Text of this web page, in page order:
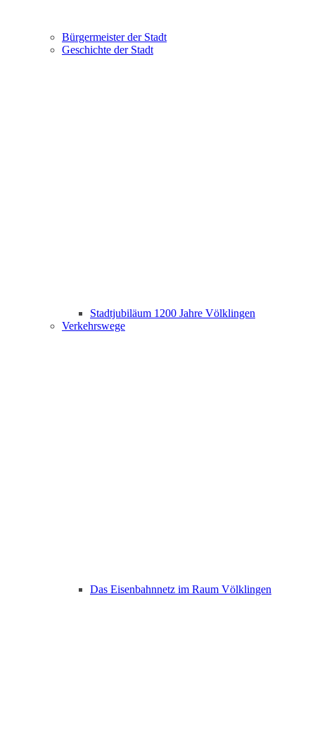
Bürgermeister der Stadt
Geschichte der Stadt
Stadtjubiläum 1200 Jahre Völklingen
Verkehrswege
Das Eisenbahnnetz im Raum Völklingen